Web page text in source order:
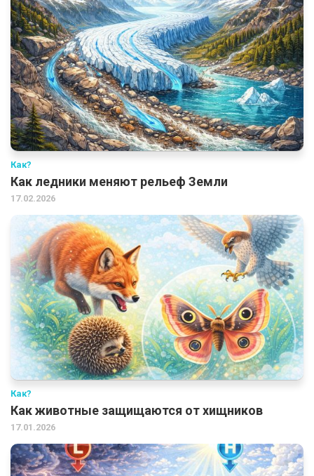
Как?
Как ледники меняют рельеф Земли
17.02.2026
Как?
Как животные защищаются от хищников
17.01.2026